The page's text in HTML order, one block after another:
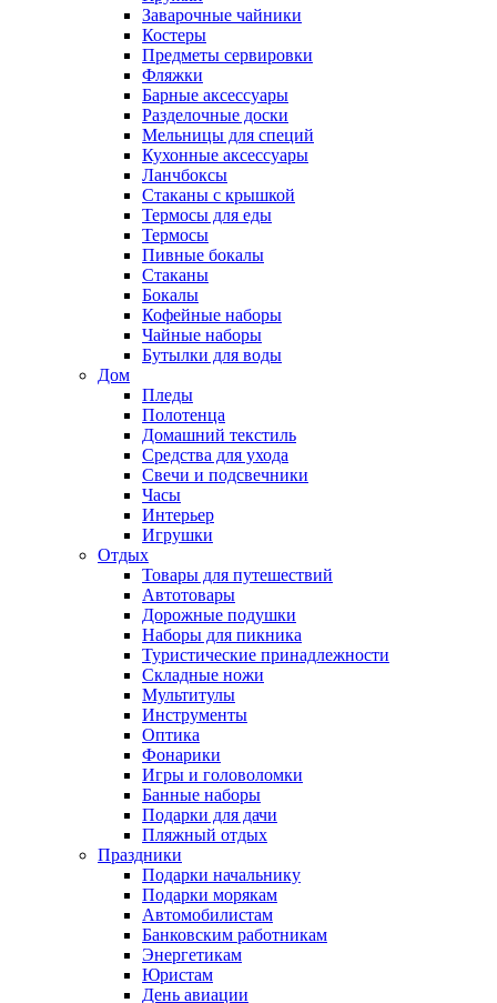
Заварочные чайники
Костеры
Предметы сервировки
Фляжки
Барные аксессуары
Разделочные доски
Мельницы для специй
Кухонные аксессуары
Ланчбоксы
Стаканы с крышкой
Термосы для еды
Термосы
Пивные бокалы
Стаканы
Бокалы
Кофейные наборы
Чайные наборы
Бутылки для воды
Дом
Пледы
Полотенца
Домашний текстиль
Средства для ухода
Свечи и подсвечники
Часы
Интерьер
Игрушки
Отдых
Товары для путешествий
Автотовары
Дорожные подушки
Наборы для пикника
Туристические принадлежности
Складные ножи
Мультитулы
Инструменты
Оптика
Фонарики
Игры и головоломки
Банные наборы
Подарки для дачи
Пляжный отдых
Праздники
Подарки начальнику
Подарки морякам
Автомобилистам
Банковским работникам
Энергетикам
Юристам
День авиации